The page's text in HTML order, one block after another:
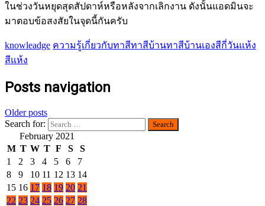
ในช่วงวันหยุดสุดสัปดาห์หรือหลังจากเลิกงาน ดังนั้นแอดมินจะ
มาตอบข้อสงสัยในจุดนี้กันครับ
knowleadge ความรู้เกี่ยวกับทาสีทาสีบ้านทาสีบ้านเองสีกี่วันแห้ง
สีแห้ง
Posts navigation
Older posts
Search for:
February 2021
M T W T F S
S
1
2 3 4 5 6
7
8
9 10 11 12 13 14
15 16 17 18 19 20 21
22 23 24 25 26 27 28